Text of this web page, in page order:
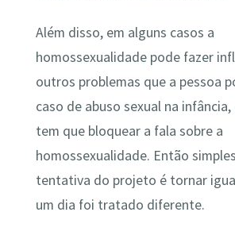
Além disso, em alguns casos a
homossexualidade pode fazer
outros problemas que a pessoa
caso de abuso sexual na
tem que bloquear a fala sobre a
homossexualidade. Então
tentativa do projeto é tornar
um dia foi tratado diferente.